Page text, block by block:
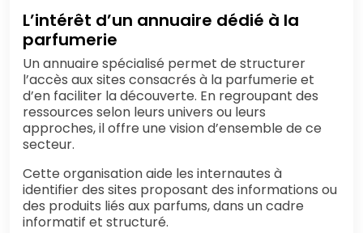
L’intérêt d’un annuaire dédié à la
parfumerie
Un annuaire spécialisé permet de structurer
l’accès aux sites consacrés à la parfumerie et
d’en faciliter la découverte. En regroupant des
ressources selon leurs univers ou leurs
approches, il offre une vision d’ensemble de ce
secteur.
Cette organisation aide les internautes à
identifier des sites proposant des informations ou
des produits liés aux parfums, dans un cadre
informatif et structuré.